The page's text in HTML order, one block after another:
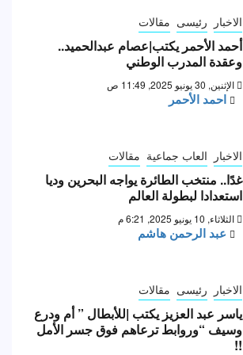
الاخبار رئيسى مقالات
أحمد الأحمر يكتب|عصام عبدالحميد..
وعقدة المدرب الوطني
الإثنين, 30 يونيو 2025, 11:49 ص
احمد الأحمر
الاخبار العاب جماعية مقالات
غدًا.. منتخب الطائرة يواجه البحرين وديا
استعدادا لبطولة العالم
الثلاثاء, 10 يونيو 2025, 6:21 م
عبد الرحمن هاشم
الاخبار رئيسى مقالات
ياسر عبد العزيز يكتب |للأبطال ” أم ودرع
وسيف “وروابط ترعاهم فوق جسر الأمل
!!